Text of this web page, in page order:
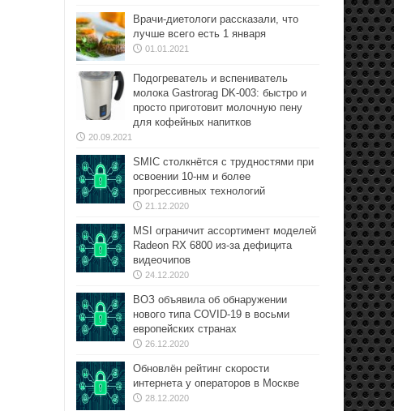
Врачи-диетологи рассказали, что
лучше всего есть 1 января
01.01.2021
Подогреватель и вспениватель
молока Gastrorag DK-003: быстро и
просто приготовит молочную пену
для кофейных напитков
20.09.2021
SMIC столкнётся с трудностями при
освоении 10-нм и более
прогрессивных технологий
21.12.2020
MSI ограничит ассортимент моделей
Radeon RX 6800 из-за дефицита
видеочипов
24.12.2020
ВОЗ объявила об обнаружении
нового типа COVID-19 в восьми
европейских странах
26.12.2020
Обновлён рейтинг скорости
интернета у операторов в Москве
28.12.2020